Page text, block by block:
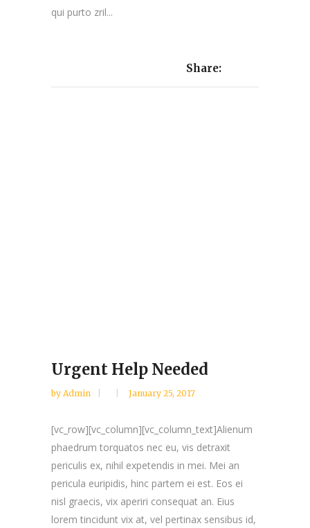
qui purto zril...
Share:
Urgent Help Needed
by Admin January 25, 2017
[vc_row][vc_column][vc_column_text]Alienum
phaedrum torquatos nec eu, vis detraxit
periculis ex, nihil expetendis in mei. Mei an
pericula euripidis, hinc partem ei est. Eos ei
nisl graecis, vix aperiri consequat an. Eius
lorem tincidunt vix at, vel pertinax sensibus id,